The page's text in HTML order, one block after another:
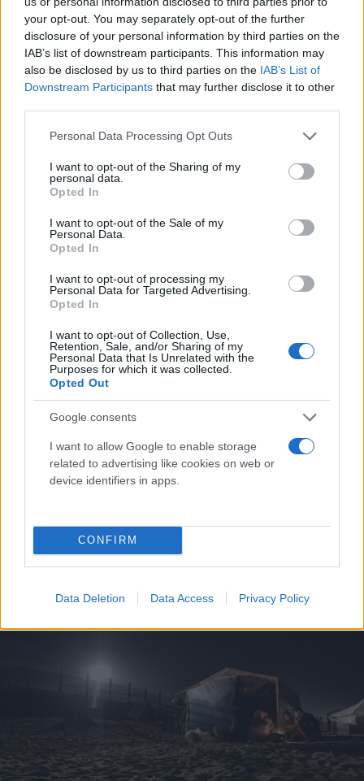
your opt-out. You may separately opt-out of the further
disclosure of your personal information by third parties on the
IAB’s list of downstream participants. This information may
also be disclosed by us to third parties on the IAB’s List of
Downstream Participants that may further disclose it to other
Please note that this website/app uses one or more Google
not limited to your visit or usage behaviour. You may click to
grant or deny consent to Google and its third-party tags to
use your data for below specified purposes in below Google
consent section.
Personal Data Processing Opt Outs
I want to opt-out of the Sharing of my
personal data.
Opted In
I want to opt-out of the Sale of my
Personal Data.
Opted In
I want to opt-out of processing my
Personal Data for Targeted Advertising.
Opted In
I want to opt-out of Collection, Use,
Retention, Sale, and/or Sharing of my
Personal Data that Is Unrelated with the
Purposes for which it was collected.
Opted Out
Google consents
I want to allow Google to enable storage
related to advertising like cookies on web or
device identifiers in apps.
CONFIRM
Data Deletion Data Access Privacy Policy
Γάζα: Τουλάχιστον 40 νεκροί και 60 τραυματίες
σε ισραηλινό βομβαρδισμό σε καταυλισμό
εκτοπισμένων
Ο ισραηλινός στρατός ανέφερε από τη δική του πλευρά πως
κέντρο διοίκησης και ελέγχου στη Χαν Γιούνις».
Flash.gr
νεκρός σε καταυλισμό - Τι εξετάζει η ΕΛΑΣ
19.03.2024 06:18
Παπαδόπουλος